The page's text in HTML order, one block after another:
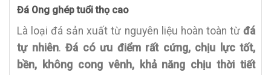
Đá Ong ghép tuổi thọ cao
Là loại đá sản xuất từ nguyên liệu hoàn toàn từ đá
tự nhiên. Đá có ưu điểm rất cứng, chịu lực tốt,
bền, không cong vênh, khả năng chịu thời tiết